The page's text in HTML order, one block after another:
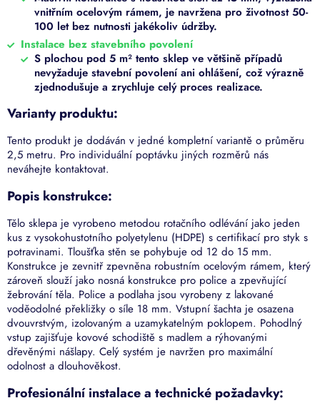
vnitřním ocelovým rámem, je navržena pro životnost 50-
100 let bez nutnosti jakékoliv údržby.
Instalace bez stavebního povolení
S plochou pod 5 m² tento sklep ve většině případů
nevyžaduje stavební povolení ani ohlášení, což výrazně
zjednodušuje a zrychluje celý proces realizace.
Varianty produktu:
Tento produkt je dodáván v jedné kompletní variantě o průměru
2,5 metru. Pro individuální poptávku jiných rozměrů nás
neváhejte kontaktovat.
Popis konstrukce:
Tělo sklepa je vyrobeno metodou rotačního odlévání jako jeden
kus z vysokohustotního polyetylenu (HDPE) s certifikací pro styk s
potravinami. Tloušťka stěn se pohybuje od 12 do 15 mm.
Konstrukce je zevnitř zpevněna robustním ocelovým rámem, který
zároveň slouží jako nosná konstrukce pro police a zpevňující
žebrování těla. Police a podlaha jsou vyrobeny z lakované
voděodolné překližky o síle 18 mm. Vstupní šachta je osazena
dvouvrstvým, izolovaným a uzamykatelným poklopem. Pohodlný
vstup zajišťuje kovové schodiště s madlem a rýhovanými
dřevěnými nášlapy. Celý systém je navržen pro maximální
odolnost a dlouhověkost.
Profesionální instalace a technické požadavky: